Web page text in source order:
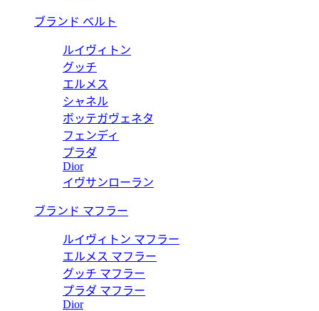
ブランド ベルト
ルイヴィトン
グッチ
エルメス
シャネル
ボッテガヴェネタ
フェンディ
プラダ
Dior
イヴサンローラン
ブランド マフラー
ルイヴィトン マフラー
エルメス マフラー
グッチ マフラー
プラダ マフラー
Dior